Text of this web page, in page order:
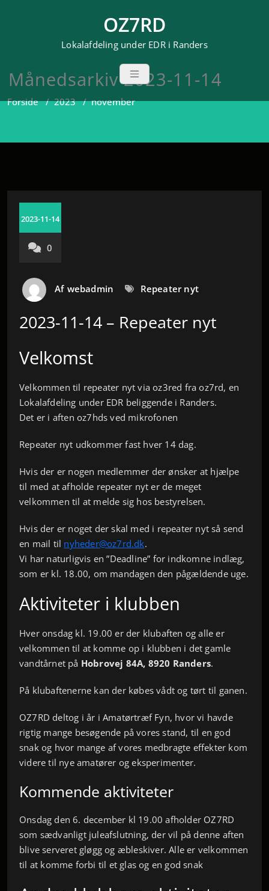
OZ7RD
Lokalafdeling under EDR i Randers
Månedsarkiv 2023-11-14
Forside/2023/november
2023-11-14
0
Af webadmin Repeater nyt
2023-11-14 – Repeater nyt
Velkomst
Velkommen til repeater nyt via oz3red fra oz7rd, en
Lokalafdeling under EDR beliggende i Randers.
Det er i aften oz7hds ved mikrofonen
Repeater nyt udkommer fast hver 14 dag.
Hvis der er nogen medlemmer der ønsker at hjælpe
til med at afholde repeater nyt er de meget
velkommen til at melde sig hos bestyrelsen.
Hvis der er noget der skal med i repeater nyt så send
en mail til nyheder@oz7rd.dk.
Vi har naturligvis en ”Deadline” for indkomne indlæg,
som er kl. 18.00, om mandagen den pågældende uge.
Aktiviteter i klubben
Hver onsdag kl. 19.00 er der klubaften og alle er
velkommen til at komme op i klubben i det gamle
vandtårnet på Hobrovej 84A, 8920 Randers.
På klubaftenerne kan der købes vådt og tørt til ganen.
OZ7RD deltog i år i Amatørtræf Fyn, hvor vi havde
rigtig mange besøgende på vores stand, til en god
snak og hvor mange af vores medbragte effekter kom
videre til nye amatører og eksperimenter.
Kommende aktiviteter
Onsdag den 6. december kl 19.00 afholder OZ7RD
som sædvanligt juleafslutning, der vil på denne aften
blive serveret gløgg og æbleskiver. Alle er velkommen
til at komme forbi til et glas og en god snak